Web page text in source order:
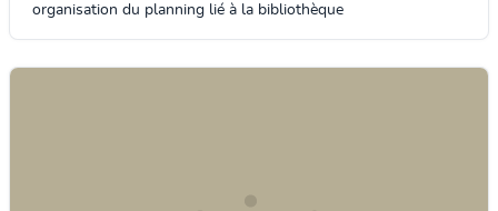
organisation du planning lié à la bibliothèque